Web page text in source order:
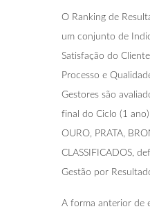
O Ranking de
um conjunto de
Satisfação do
Processo e
Gestores são
final do Ciclo (1
OURO, PRATA,
CLASSIFICADOS,
Gestão por
A forma anterior de